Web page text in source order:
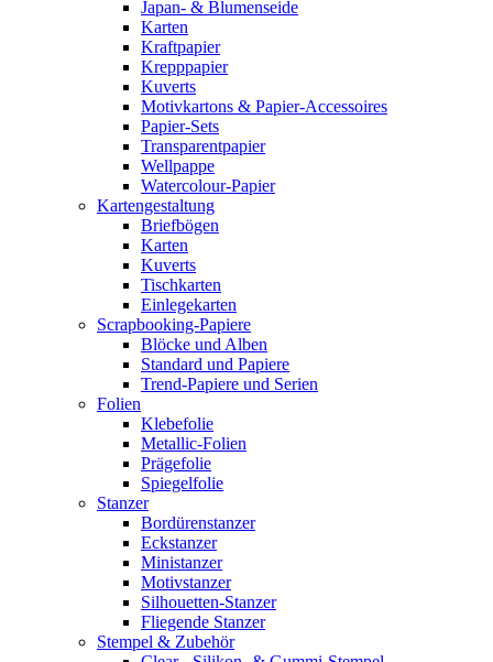
Japan- & Blumenseide
Karten
Kraftpapier
Krepppapier
Kuverts
Motivkartons & Papier-Accessoires
Papier-Sets
Transparentpapier
Wellpappe
Watercolour-Papier
Kartengestaltung
Briefbögen
Karten
Kuverts
Tischkarten
Einlegekarten
Scrapbooking-Papiere
Blöcke und Alben
Standard und Papiere
Trend-Papiere und Serien
Folien
Klebefolie
Metallic-Folien
Prägefolie
Spiegelfolie
Stanzer
Bordürenstanzer
Eckstanzer
Ministanzer
Motivstanzer
Silhouetten-Stanzer
Fliegende Stanzer
Stempel & Zubehör